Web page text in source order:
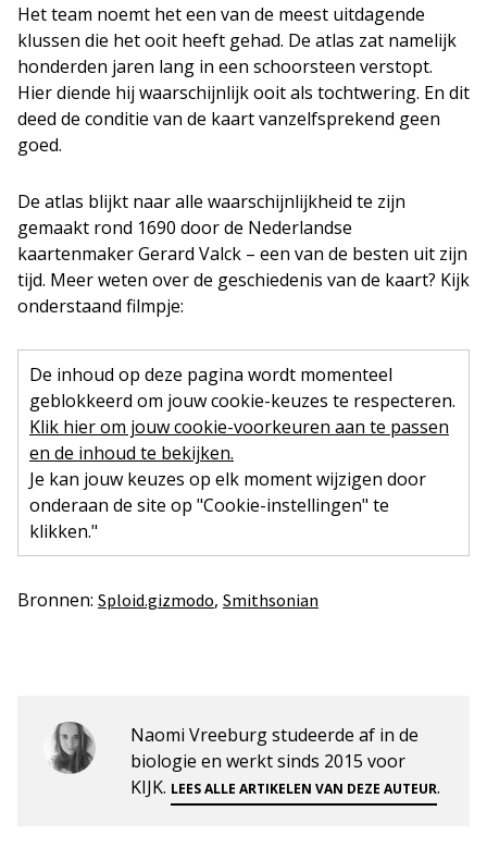
Het team noemt het een van de meest uitdagende
klussen die het ooit heeft gehad. De atlas zat namelijk
honderden jaren lang in een schoorsteen verstopt.
Hier diende hij waarschijnlijk ooit als tochtwering. En dit
deed de conditie van de kaart vanzelfsprekend geen
goed.
De atlas blijkt naar alle waarschijnlijkheid te zijn
gemaakt rond 1690 door de Nederlandse
kaartenmaker Gerard Valck – een van de besten uit zijn
tijd. Meer weten over de geschiedenis van de kaart? Kijk
onderstaand filmpje:
De inhoud op deze pagina wordt momenteel
geblokkeerd om jouw cookie-keuzes te respecteren.
Klik hier om jouw cookie-voorkeuren aan te passen
en de inhoud te bekijken.
Je kan jouw keuzes op elk moment wijzigen door
onderaan de site op "Cookie-instellingen" te
klikken."
Bronnen: Sploid.gizmodo, Smithsonian
Naomi Vreeburg studeerde af in de
biologie en werkt sinds 2015 voor
KIJK. LEES ALLE ARTIKELEN VAN DEZE AUTEUR.